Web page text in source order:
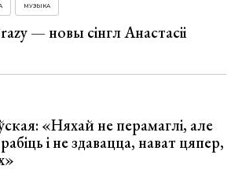
МУЗЫКА
— новы сінгл Анастасіі
«Няхай не перамаглі, але
і не здавацца, нават цяпер,